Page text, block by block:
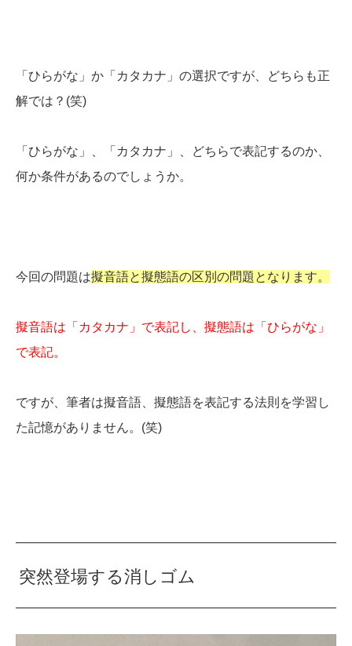
「ひらがな」か「カタカナ」の選択ですが、どちらも正
解では？(笑)
「ひらがな」、「カタカナ」、どちらで表記するのか、
何か条件があるのでしょうか。
今回の問題は擬音語と擬態語の区別の問題となります。
擬音語は「カタカナ」で表記し、擬態語は「ひらがな」
で表記。
ですが、筆者は擬音語、擬態語を表記する法則を学習し
た記憶がありません。(笑)
突然登場する消しゴム